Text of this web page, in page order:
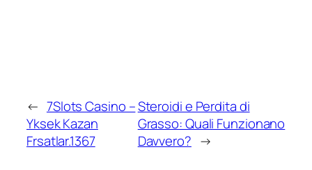
← 7Slots Casino –
Yksek Kazan
Frsatlar.1367
Steroidi e Perdita di
Grasso: Quali Funzionano
Davvero? →